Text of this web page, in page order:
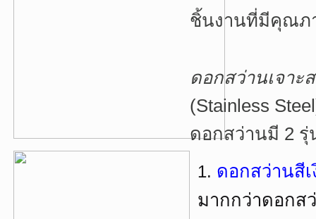
ชิ้นงานที่มีคุณภ
ดอกสว่านเจาะ
(Stainless
ดอกสว่านมี 2 รุ่
ดอกสว่านสี
มากกว่าดอกส